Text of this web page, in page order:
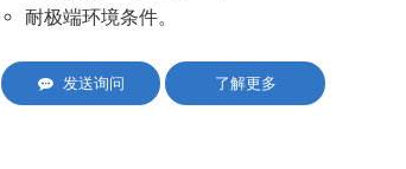
耐极端环境条件。
发送询问 了解更多